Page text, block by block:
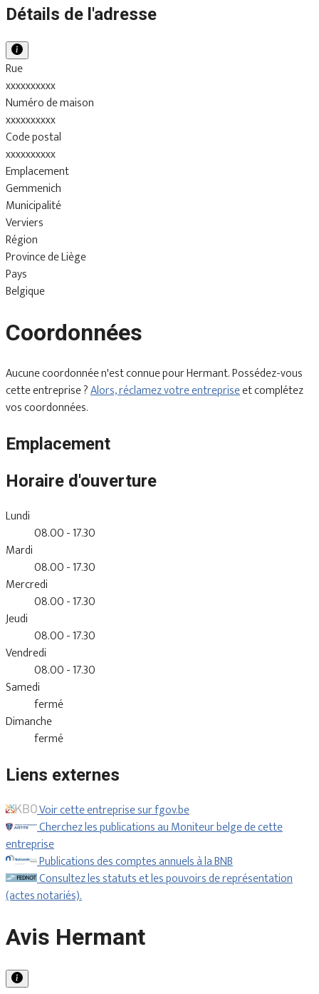
Détails de l'adresse
Rue
xxxxxxxxxx
Numéro de maison
xxxxxxxxxx
Code postal
xxxxxxxxxx
Emplacement
Gemmenich
Municipalité
Verviers
Région
Province de Liège
Pays
Belgique
Coordonnées
Aucune coordonnée n'est connue pour Hermant. Possédez-vous
cette entreprise ?Alors, réclamez votre entrepriseet complétez
vos coordonnées.
Emplacement
Horaire d'ouverture
Lundi
08.00 - 17.30
Mardi
08.00 - 17.30
Mercredi
08.00 - 17.30
Jeudi
08.00 - 17.30
Vendredi
08.00 - 17.30
Samedi
fermé
Dimanche
fermé
Liens externes
Voir cette entreprise sur fgov.be
Cherchez les publications au Moniteur belge de cette
entreprise
Publications des comptes annuels à la BNB
Consultez les statuts et les pouvoirs de représentation
(actes notariés).
Avis Hermant